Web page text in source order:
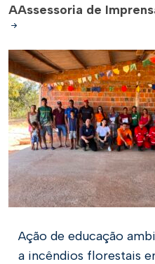
AAssessoria de
Ação de educação
a incêndios florestais